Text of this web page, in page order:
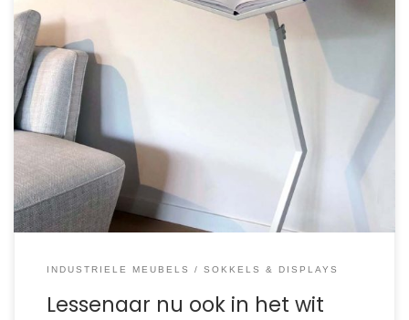
“Deze willen we, maar dan in het wit”, aldus Gertie en
Maurice. Een bijzonder hartelijk koppel dat een geheel
witte lessenaar bestelde, om hun stijlvolle lichte interieur te
complimenteren. Het resultaat bleek zo treffend dat de
witte lessenaar vanaf heden in het assortiment van Renzez
is opgenomen!
INDUSTRIELE MEUBELS SOKKELS & DISPLAYS
Lessenaar nu ook in het wit